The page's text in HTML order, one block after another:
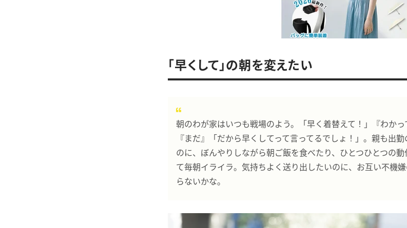
「早くして」の朝を変えたい
朝のわが家はいつも戦場のよう。「早く着替えて！」『わかっ
『まだ』「だから早くしてって言ってるでしょ！」。親も出
のに、ぼんやりしながら朝ご飯を食べたり、ひとつひとつの
て毎朝イライラ。気持ちよく送り出したいのに、お互い不機
らないかな。